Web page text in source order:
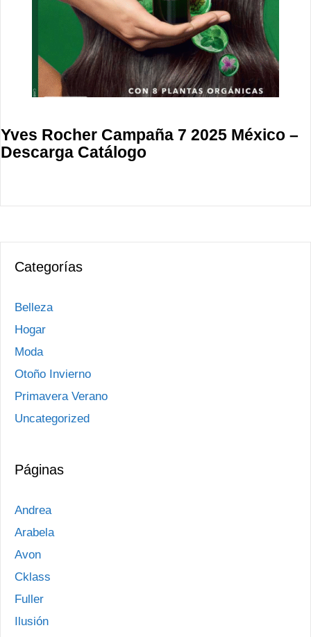
Yves Rocher Campaña 7 2025 México –
Descarga Catálogo
Categorías
Belleza
Hogar
Moda
Otoño Invierno
Primavera Verano
Uncategorized
Páginas
Andrea
Arabela
Avon
Cklass
Fuller
Ilusión